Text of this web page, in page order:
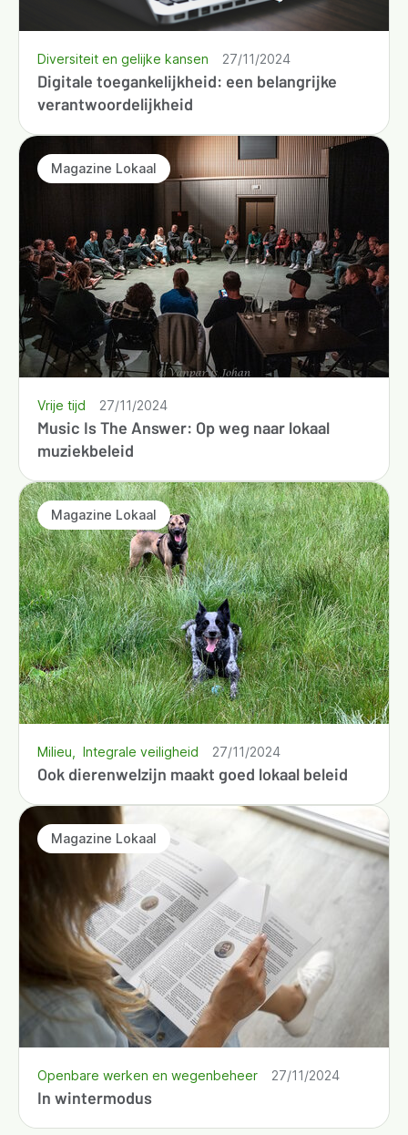
Digitale toegankelijkheid: een belangrijke
verantwoordelijkheid
Diversiteit en gelijke kansen 27/11/2024
Magazine Lokaal
Music Is The Answer: Op weg naar lokaal
muziekbeleid
Vrije tijd 27/11/2024
Magazine Lokaal
Ook dierenwelzijn maakt goed lokaal beleid
Milieu Integrale veiligheid 27/11/2024
Magazine Lokaal
In wintermodus
Openbare werken en wegenbeheer 27/11/2024